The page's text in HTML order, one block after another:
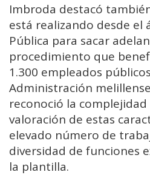
Imbroda destacó
está realizando desde el
Pública para sacar
procedimiento que
1.300 empleados
Administración
reconoció la
valoración de estas
elevado número de
diversidad de funciones
la plantilla.